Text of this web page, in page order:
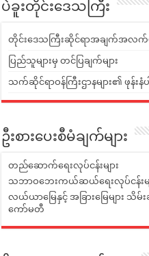
ပဲခူးတိုင်းဒေသကြီး
တိုင်းဒေသကြီးဆိုင်ရာအချက်အလက်မ
ပြည်သူများမှ တင်ပြချက်များ
သက်ဆိုင်ရာဝန်ကြီးဌာနများ၏ ဖုန်းနံပ
ဦးစားပေးစီမံချက်များ
တည်ဆောက်ရေးလုပ်ငန်းများ
သဘာဝဘေးကယ်ဆယ်ရေးလုပ်ငန်းမျ
လယ်ယာမြေနှင့် အခြားမြေများ သိမ်
ကော်မတီ